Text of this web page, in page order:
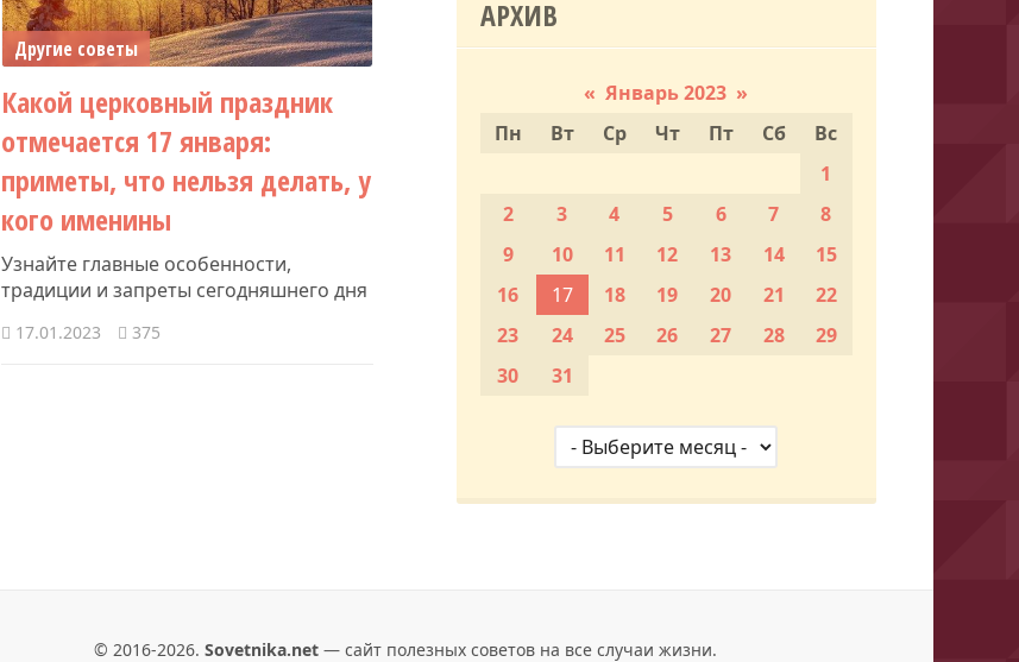
Другие советы
Какой церковный праздник
отмечается 17 января:
приметы, что нельзя делать, у
кого именины
Узнайте главные особенности,
традиции и запреты сегодняшнего дня
17.01.2023 375
АРХИВ
« Январь 2023 »
Пн
Вт Ср Чт Пт Сб
Вс
1
2
3 4 5 6 7
8
9
10 11 12 13 14
15
16
17 18 19 20 21
22
23
24 25 26 27 28
29
30
31
© 2016-2026.Sovetnika.net — сайт полезных советов на все случаи жизни.